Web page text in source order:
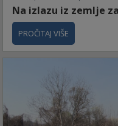
Na izlazu iz zemlje
PROČITAJ VIŠE